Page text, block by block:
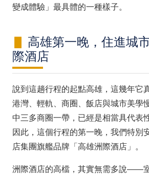
變成體驗」最具體的一種樣子。
高雄第一晚，住進城
際酒店
說到這趟行程的起點高雄，這幾年它
港灣、輕軌、商圈、飯店與城市美學
中三多商圈一帶，已經是相當具代表
因此，這個行程的第一晚，我們特別
店集團旗艦品牌「高雄洲際酒店」。
洲際酒店的高檔，其實無需多說——